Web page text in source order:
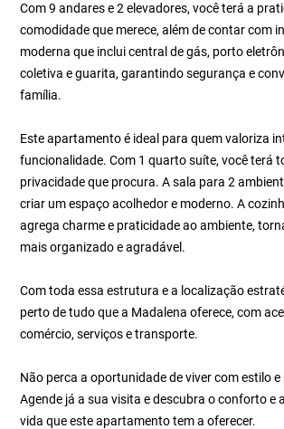
Com 9 andares e 2 elevadores, você terá a
comodidade que merece, além de contar com
moderna que inclui central de gás, porto
coletiva e guarita, garantindo segurança e
família.
Este apartamento é ideal para quem valoriza
funcionalidade. Com 1 quarto suíte, você terá
privacidade que procura. A sala para 2
criar um espaço acolhedor e moderno. A
agrega charme e praticidade ao ambiente,
mais organizado e agradável.
Com toda essa estrutura e a localização
perto de tudo que a Madalena oferece, com
comércio, serviços e transporte.
Não perca a oportunidade de viver com estilo
Agende já a sua visita e descubra o conforto e
vida que este apartamento tem a oferecer.